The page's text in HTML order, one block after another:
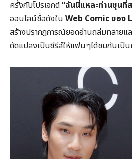
ครั้งกับโปรเจกต์“ฉันนี่แหละท่านขุนที่
ออนไลน์ชื่อดังใน Web Comicของ
สร้างปรากฏการณ์ยอดอ่านถล่มทลายแ
ดัดแปลงเป็นซีรีส์ให้แฟนๆได้ชมกันเป็